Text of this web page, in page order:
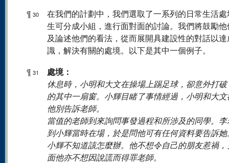
¶ 30
在我們的計劃中，我們選取了一系列的日常生活
生可分成小組，進行面對面的討論。我們將鼓勵
及論述他們的看法，從而展開具建設性的對話以達
識，解決有關的處境。以下是其中一個例子。
¶ 31 處境：
休息時，小明和大文在操場上踢足球，卻意外打
的其中一扇窗。小輝目睹了事情經過，小明和大
他別告訴老師。
當值的老師到來詢問事發過程和所涉及的同學。
到小輝當時在場，於是問他可有任何資料要告訴她
小輝不知道該怎麼辦。他不想令自己的朋友惹禍
面他亦不想因說謊而得罪老師。